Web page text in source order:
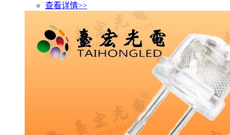
查看详情>>